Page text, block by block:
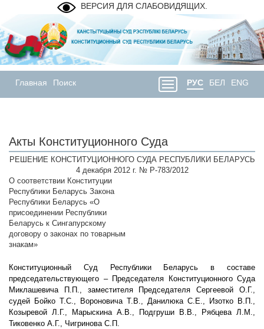
ВЕРСИЯ ДЛЯ СЛАБОВИДЯЩИХ.
Главная Поиск РУС БЕЛ ENG
Акты Конституционного Суда
РЕШЕНИЕ КОНСТИТУЦИОННОГО СУДА РЕСПУБЛИКИ БЕЛАРУСЬ
4 декабря 2012 г. № Р-783/2012
О соответствии Конституции
Республики Беларусь Закона
Республики Беларусь «О
присоединении Республики
Беларусь к Сингапурскому
договору о законах по товарным
знакам»
Конституционный Суд Республики Беларусь в составе
председательствующего – Председателя Конституционного Суда
Миклашевича П.П., заместителя Председателя Сергеевой О.Г.,
судей Бойко Т.С., Вороновича Т.В., Данилюка С.Е., Изотко В.П.,
Козыревой Л.Г., Марыскина А.В., Подгруши В.В., Рябцева Л.М.,
Тиковенко А.Г., Чигринова С.П.